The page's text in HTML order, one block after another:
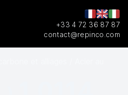
+33 4 72 36 87 87
contact@repinco.com